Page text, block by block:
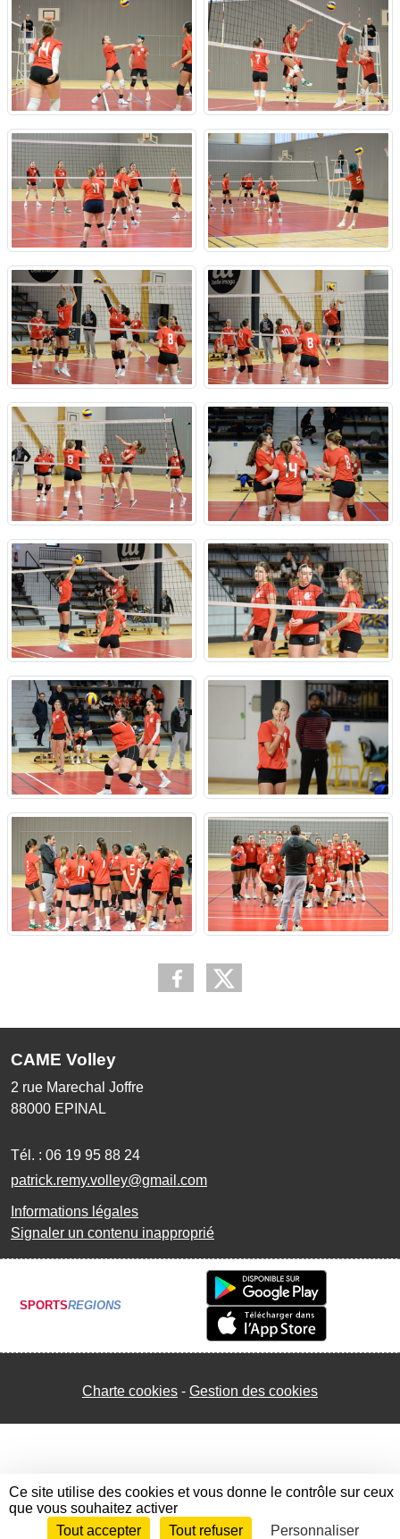
CAME Volley
2 rue Marechal Joffre
88000 EPINAL
Tél. : 06 19 95 88 24
patrick.remy.volley@gmail.com
Informations légales
Signaler un contenu inapproprié
SPORTSREGIONS
Charte cookies Gestion des cookies
Envie de participer ? Connexion
Ce site utilise des cookies et vous donne le contrôle sur ceux
que vous souhaitez activer
Tout accepter
Tout refuser Personnaliser